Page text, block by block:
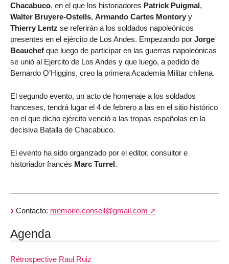
Chacabuco, en el que los historiadores Patrick Puigmal,
Walter Bruyere-Ostells, Armando Cartes Montory y
Thierry Lentz se referirán a los soldados napoleónicos
presentes en el ejército de Los Andes. Empezando por Jorge
Beauchef que luego de participar en las guerras napoleónicas
se unió al Ejercito de Los Andes y que luego, a pedido de
Bernardo O’Higgins, creo la primera Academia Militar chilena.
El segundo evento, un acto de homenaje a los soldados
franceses, tendrá lugar el 4 de febrero a las en el sitio histórico
en el que dicho ejército venció a las tropas españolas en la
decisiva Batalla de Chacabuco.
El evento ha sido organizado por el editor, consultor e
historiador francés Marc Turrel.
Contacto: memoire.conseil@gmail.com
Agenda
Rétrospective Raul Ruiz